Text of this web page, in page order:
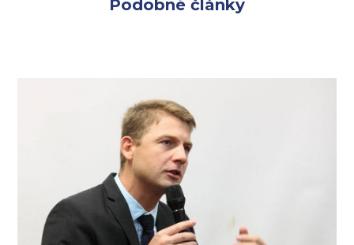
Podobné články